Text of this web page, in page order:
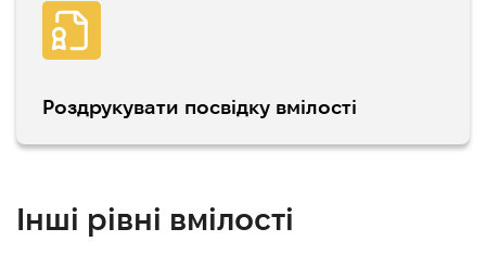
Роздрукувати посвідку вмілості
Інші рівні вмілості